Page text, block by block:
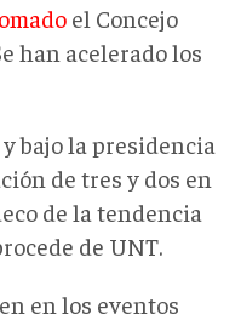
el Concejo
han acelerado los
bajo la presidencia
de tres y dos en
de la tendencia
de UNT.
en los eventos